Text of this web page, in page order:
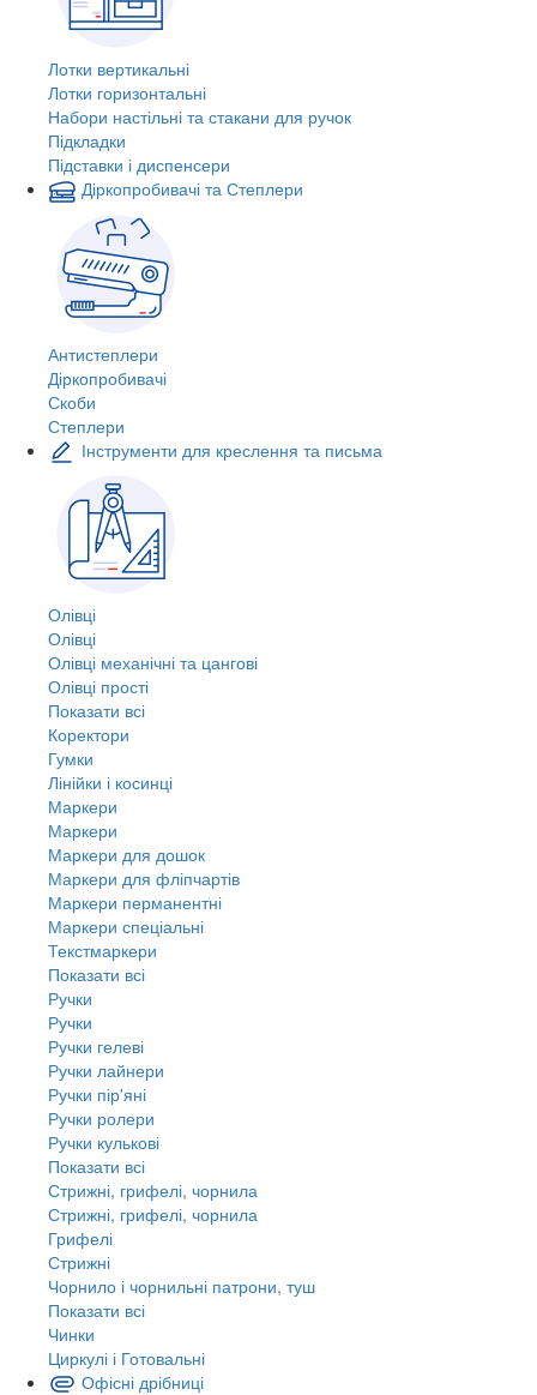
Лотки вертикальні
Лотки горизонтальні
Набори настільні та стакани для ручок
Підкладки
Підставки і диспенсери
Діркопробивачі та Степлери
Антистеплери
Діркопробивачі
Скоби
Степлери
Інструменти для креслення та письма
Олівці
Олівці
Олівці механічні та цангові
Олівці прості
Показати всі
Коректори
Гумки
Лінійки і косинці
Маркери
Маркери
Маркери для дошок
Маркери для фліпчартів
Маркери перманентні
Маркери спеціальні
Текстмаркери
Показати всі
Ручки
Ручки
Ручки гелеві
Ручки лайнери
Ручки пір'яні
Ручки ролери
Ручки кулькові
Показати всі
Стрижні, грифелі, чорнила
Стрижні, грифелі, чорнила
Грифелі
Стрижні
Чорнило і чорнильні патрони, туш
Показати всі
Чинки
Циркулі і Готовальні
Офісні дрібниці